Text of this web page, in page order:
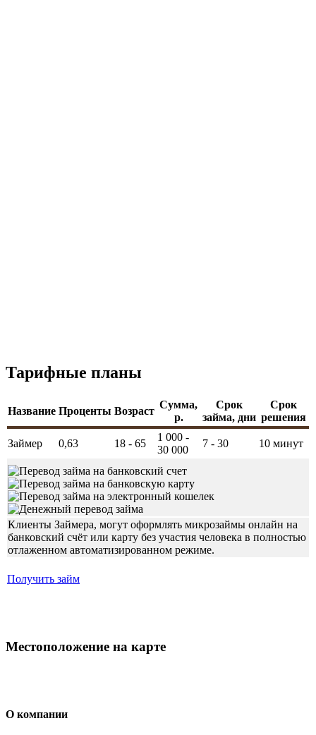
Тарифные планы
Название Проценты Возраст
Сумма,
р.
Срок
займа, дни
Срок
решения
Займер 0,63 18 - 65
1 000 -
30 000
7 - 30 10 минут
Клиенты Займера, могут оформлять микрозаймы онлайн на
банковский счёт или карту без участия человека в полностью
отлаженном автоматизированном режиме.
Получить займ
Местоположение на карте
О компании